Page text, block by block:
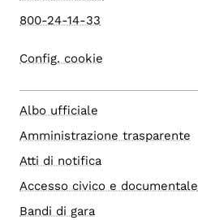
800-24-14-33
Config. cookie
Albo ufficiale
Amministrazione trasparente
Atti di notifica
Accesso civico e documentale
Bandi di gara